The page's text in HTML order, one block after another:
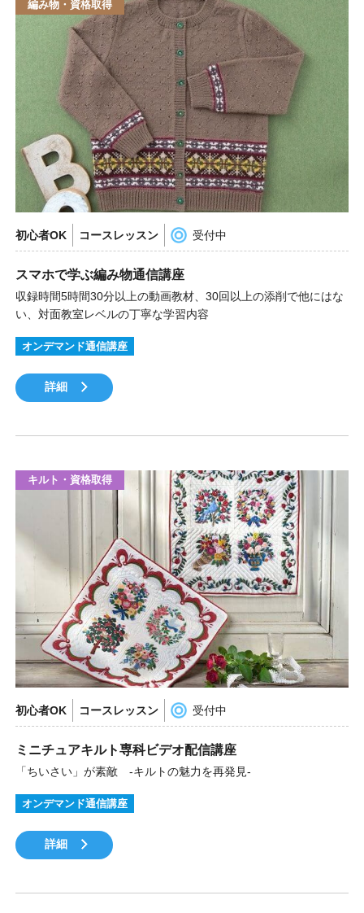
編み物・資格取得
初心者OK コースレッスン 受付中
スマホで学ぶ編み物通信講座
収録時間5時間30分以上の動画教材、30回以上の添削で他にはな
い、対面教室レベルの丁寧な学習内容
オンデマンド通信講座
詳細
キルト・資格取得
初心者OK コースレッスン 受付中
ミニチュアキルト専科ビデオ配信講座
「ちいさい」が素敵 -キルトの魅力を再発見-
オンデマンド通信講座
詳細